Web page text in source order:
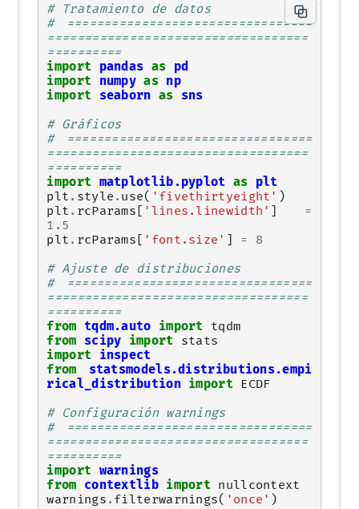
# Tratamiento de datos
# =================================
===================================
==========
import pandas as pd
import numpy as np
import seaborn as sns
# Gráficos
# =================================
===================================
==========
import matplotlib.pyplot as plt
plt . style . use( 'fivethirtyeight' )
plt . rcParams 'lines.linewidth'
=
1.5
plt . rcParams 'font.size' =
8
# Ajuste de distribuciones
# =================================
===================================
==========
from tqdm.auto import tqdm
from scipy import stats
import inspect
from
statsmodels.distributions.empi
rical_distribution import ECDF
# Configuración warnings
# =================================
===================================
==========
import warnings
from contextlib import nullcontext
warnings . filterwarnings( 'once' )